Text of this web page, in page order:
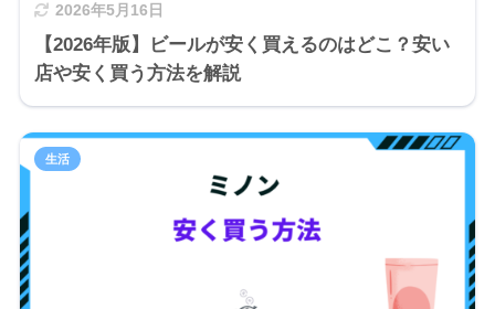
2026年5月16日
【2026年版】ビールが安く買えるのはどこ？安い
店や安く買う方法を解説
生活